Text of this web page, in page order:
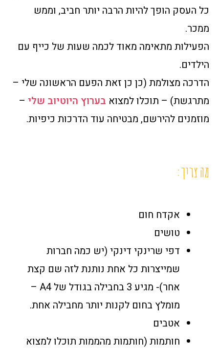
כל העסק הופך להיות הרבה יותר חביב, וממש
ממכר.
הפעילות מתאימה מאוד לכמה שעות של כייף עם
הילדים.
הדרכה מצולמת (כן כן זאת הפעם הראשונה שלי –
מתרגשת) – תוכלו למצוא בערוץ היוטיוב שלי –
מוזמנים להירשם, מבטיחה עוד הדרכות כיפיות.
מה צריך:
אקדח חום
טושים
דפי שרינקי דינקי (יש כמה חברות
שמייצרות כל אחת נותנת לזה שם קצת
אחר)- מגיע 3 בחבילה בגודל של A4 –
מומלץ בחום לקנות יותר מחבילה אחת.
אטבים
חותמות (חותמות מהממות תוכלו למצוא